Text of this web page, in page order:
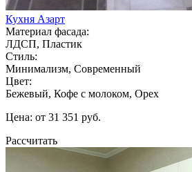
Кухня Азарт
Материал фасада:
ЛДСП, Пластик
Стиль:
Минимализм, Современный
Цвет:
Бежевый, Кофе с молоком, Орех
Цена: от 31 351 руб.
Рассчитать